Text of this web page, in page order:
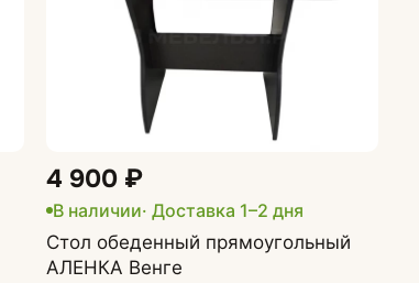
4 900 ₽
В наличии· Доставка 1–2 дня
Стол обеденный прямоугольный
АЛЕНКА Венге